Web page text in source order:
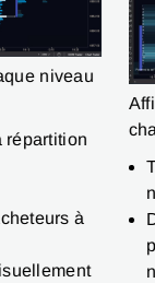
niveau
répartition
à